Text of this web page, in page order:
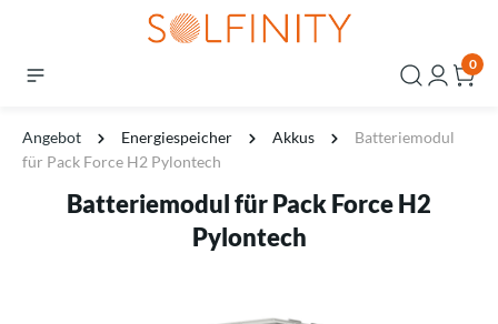
0
Angebot Energiespeicher Akkus
Batteriemodul
für Pack Force H2 Pylontech
Batteriemodul für Pack Force H2
Pylontech